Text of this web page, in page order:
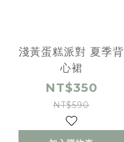
淺黃蛋糕派對 夏季背
心裙
NT$350
NT$590